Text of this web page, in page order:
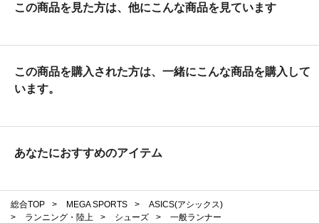
この商品を見た方は、他にこんな商品を見ています
この商品を購入された方は、一緒にこんな商品を購入して
います。
あなたにおすすめのアイテム
総合TOP > MEGA SPORTS >
ASICS(アシックス)
>
ランニング・陸上 > シューズ >
一般ランナー